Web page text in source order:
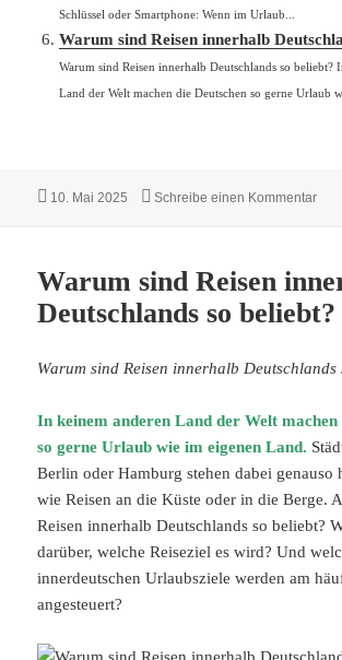
Schlüssel oder Smartphone: Wenn im Urlaub...
Warum sind Reisen innerhalb
Warum sind Reisen innerhalb Deutschlands so beliebt?
Land der Welt machen die Deutschen so gerne Urlaub
Veröffentlicht
10. Mai 2025 Schreibe einen Kommentarzu
Warum sind Reisen
Deutschlands so beliebt?
Warum sind Reisen innerhalb Deutschlands
In keinem anderen Land der Welt machen
so gerne Urlaub wie im eigenen Land.
Berlin oder Hamburg stehen dabei genauso
wie Reisen an die Küste oder in die Berge.
Reisen innerhalb Deutschlands so beliebt?
darüber, welche Reiseziel es wird? Und
innerdeutschen Urlaubsziele werden am
angesteuert?